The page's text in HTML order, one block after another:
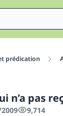
prédication
pas
9,714